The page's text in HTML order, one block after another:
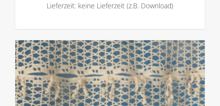
Lieferzeit: keine Lieferzeit (z.B. Download)